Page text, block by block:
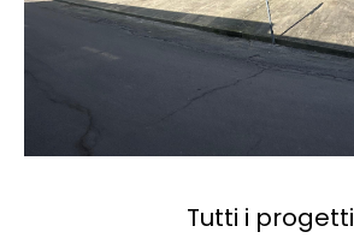
Tutti i progetti